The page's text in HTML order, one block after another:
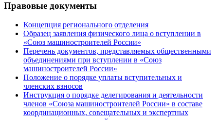
Правовые документы
Концепция регионального отделения
Образец заявления физического лица о вступлении в
«Союз машиностроителей России»
Перечень документов, представляемых общественными
объединениями при вступлении в «Союз
машиностроителей России»
Положение о порядке уплаты вступительных и
членских взносов
Инструкция о порядке делегирования и деятельности
членов «Союза машиностроителей России» в составе
координационных, совещательных и экспертных